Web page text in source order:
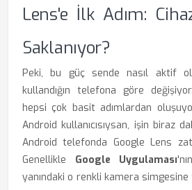
Lens'e İlk Adım:
Saklanıyor?
Peki, bu güç sende nasıl aktif
kullandığın telefona göre
hepsi çok basit adımlardan
Android kullanıcısıysan, işin biraz
Android telefonda Google Lens
Genellikle Google Uygulaması
yanındaki o renkli kamera simgesine